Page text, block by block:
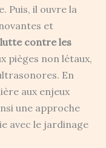
Puis, il ouvre la
et
lutte contre les
pièges non létaux,
En
aux enjeux
une approche
avec le jardinage